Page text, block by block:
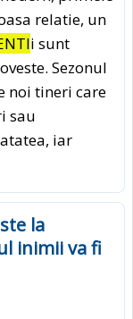
relatie, un
i sunt
Sezonul
noi tineri care
sau
iar
la
inimii va fi